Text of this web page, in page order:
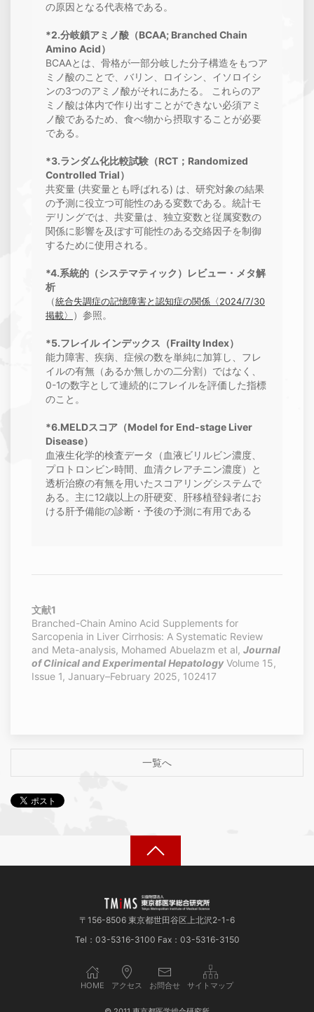
の原因となる代表格である。
*2.分岐鎖アミノ酸（BCAA; Branched Chain
Amino Acid）
BCAAとは、骨格が一部分岐した分子構造をもつア
ミノ酸のことで、バリン、ロイシン、イソロイシ
ンの3つのアミノ酸がそれにあたる。 これらのア
ミノ酸は体内で作り出すことができない必須アミ
ノ酸であるため、食べ物から摂取することが必要
である。
*3.ランダム化比較試験（RCT；Randomized
Controlled Trial）
共変量 (共変量とも呼ばれる) は、研究対象の結果
の予測に役立つ可能性のある変数である。統計モ
デリングでは、共変量は、独立変数と従属変数の
関係に影響を及ぼす可能性のある交絡因子を制御
するために使用される。
*4.系統的（システマティック）レビュー・メタ解
析
（統合失調症の記憶障害と認知症の関係〈2024/7/30
掲載〉
）参照。
*5.フレイル インデックス（Frailty Index）
能力障害、疾病、症候の数を単純に加算し、フレ
イルの有無（あるか無しかの二分割）ではなく、
0-1の数字として連続的にフレイルを評価した指標
のこと。
*6.MELDスコア（Model for End-stage Liver
Disease）
血液生化学的検査データ（血液ビリルビン濃度、
プロトロンビン時間、血清クレアチニン濃度）と
透析治療の有無を用いたスコアリングシステムで
ある。主に12歳以上の肝硬変、肝移植登録者にお
ける肝予備能の診断・予後の予測に有用である
文献1
Branched-Chain Amino Acid Supplements for
Sarcopenia in Liver Cirrhosis: A Systematic Review
and Meta-analysis, Mohamed Abuelazm et al, Journal
of Clinical and Experimental HepatologyVolume 15,
Issue 1, January–February 2025, 102417
一覧へ
〒156-8506 東京都世田谷区上北沢2-1-6
Tel：03-5316-3100 Fax：03-5316-3150
HOME アクセス お問合せ サイトマップ